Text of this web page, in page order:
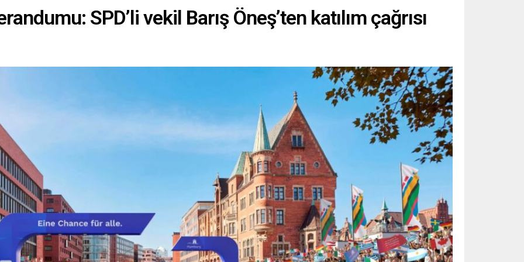
SPD’li vekil Barış Öneş’ten katılım çağrısı